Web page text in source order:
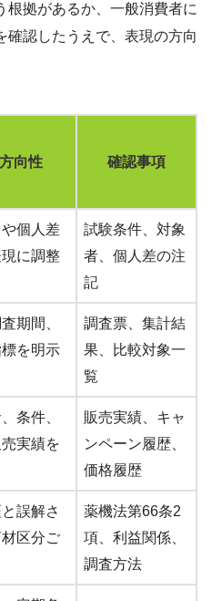
根拠があるか、一般消費者に
確認したうえで、表現の方向
向性 確認事項
個人差
に調整
試験条件、対象
者、個人差の注
記
期間、
を明示
調査票、集計結
果、比較対象一
覧
条件、
実績を
販売実績、キャ
ンペーン履歴、
価格履歴
誤解さ
区分ご
薬機法第66条2
項、利益関係、
調査方法